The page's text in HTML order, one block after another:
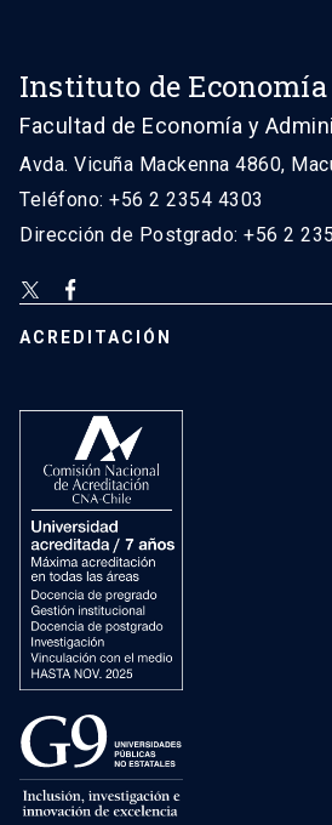
Instituto de Economía
Facultad de Economía y
Avda. Vicuña Mackenna 4860,
Teléfono: +56 2 2354 4303
Dirección de Postgrado: +56 2
ACREDITACIÓN